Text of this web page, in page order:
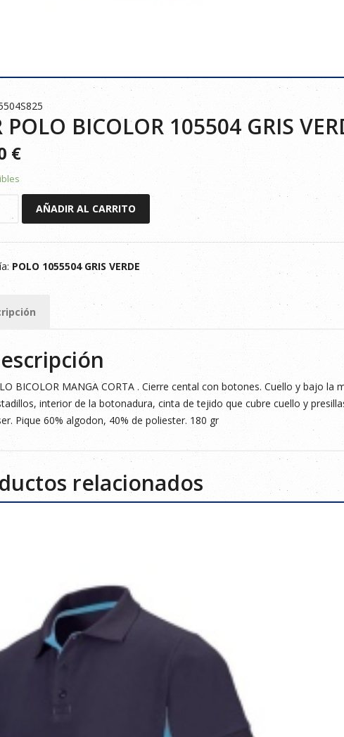
POLO BICOLOR 105504 GRIS
€
AÑADIR AL CARRITO
POLO 1055504 GRIS VERDE
BICOLOR MANGA CORTA . Cierre cental con botones. Cuello y bajo la
interior de la botonadura, cinta de tejido que cubre cuello y
Pique 60% algodon, 40% de poliester. 180 gr
relacionados